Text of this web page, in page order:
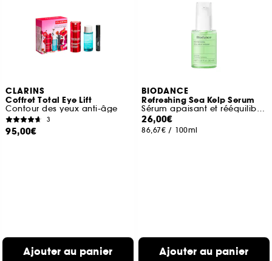
CLARINS
Coffret Total Eye Lift
Contour des yeux anti-âge
3
95,00€
Ajouter au panier
BIODANCE
Refreshing Sea Kelp Serum
Sérum apaisant et rééquilibrant
26,00€
86,67€ / 100ml
Ajouter au panier